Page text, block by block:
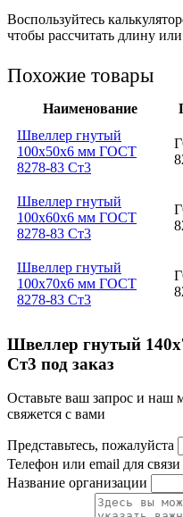
Воспользуйтесь
чтобы рассчитать длину
Похожие товары
Наименование
Швеллер гнутый
100x50x6 мм ГОСТ
8278-83 Ст3
Швеллер гнутый
100x60x6 мм ГОСТ
8278-83 Ст3
Швеллер гнутый
100x70x6 мм ГОСТ
8278-83 Ст3
Швеллер гнутый
Ст3 под заказ
Оставьте ваш запрос и наш
свяжется с вами
Представьтесь, пожалуйста
Телефон или email для связи
Название организации